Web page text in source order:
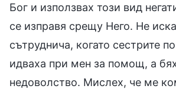
Бог и използвах този вид
се изправя срещу Него. Не
сътруднича, когато сестрите
идваха при мен за помощ, а
недоволство. Мислех, че ме